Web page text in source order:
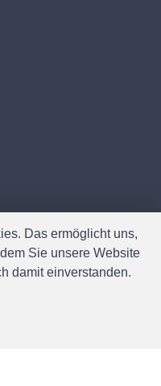
vorbehalten
Das ermöglicht uns,
Sie unsere Website
damit einverstanden.